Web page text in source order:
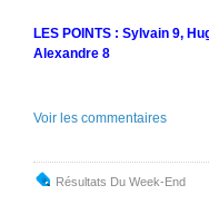
LES POINTS : Sylvain 9,
Alexandre 8
Voir les commentaires
Résultats Du Week-End